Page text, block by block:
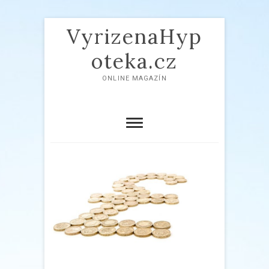
VyrizenaHyp
oteka.cz
ONLINE MAGAZÍN